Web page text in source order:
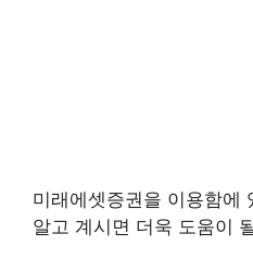
미래에셋증권을 이용함에
알고 계시면 더욱 도움이